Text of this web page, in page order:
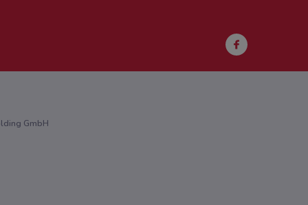
GmbH